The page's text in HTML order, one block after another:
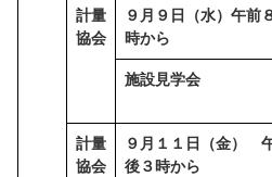
計量
協会
９月９日（水）午前
時から
施設見学会
計量
協会
９月１１日（金）
後３時から